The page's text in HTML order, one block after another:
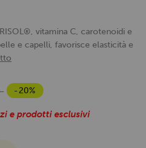
vitamina C, carotenoidi e
e capelli, favorisce elasticità e
-20%
e prodotti esclusivi